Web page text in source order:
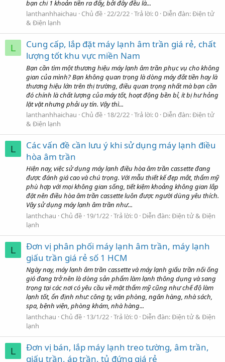
bạn chi 1 khoản tiền ra đấy, bởi đây đều là...
lanthanhhaichau
Chủ đề 22/2/22 Trả lời: 0 Diễn đàn:Điện tử
& Điện lạnh
L
Cung cấp, lắp đặt máy lạnh âm trần giá rẻ, chất
lượng tốt khu vực miền Nam
Bạn cần tìm một thương hiệu máy lạnh âm trần phục vụ cho không
gian của mình? Bạn không quan trọng là dòng máy đắt tiền hay là
thương hiệu lớn trên thị trường, điều quan trọng nhất mà bạn cần
đó chính là chất lượng của máy tốt, hoạt động bền bỉ, ít bị hư hỏng
lặt vặt nhưng phải uy tín. Vậy thì...
lanthanhhaichau
Chủ đề 18/2/22 Trả lời: 0 Diễn đàn:Điện tử
& Điện lạnh
L
Các vấn đề cần lưu ý khi sử dụng máy lạnh điều
hòa âm trần
Hiện nay, việc sử dụng máy lạnh điều hòa âm trần cassette đang
được đánh giá cao và chú trọng. Với mẫu thiết kế đẹp mắt, thẩm mỹ
phù hợp với mọi không gian sống, tiết kiệm khoảng không gian lắp
đặt nên điều hòa âm trần cassette luôn được người dùng yêu thích.
Vậy sử dụng máy lạnh âm trần như...
lanthchau
Chủ đề 19/1/22 Trả lời: 0 Diễn đàn:Điện tử & Điện
lạnh
L
Đơn vị phân phối máy lạnh âm trần, máy lạnh
giấu trần giá rẻ số 1 HCM
Ngày nay, máy lạnh âm trần cassette và máy lạnh giấu trần nối ống
gió đang trở nên là dòng sản phẩm làm lạnh thông dụng và sang
trọng tại các nơi có yêu cầu về mặt thẩm mỹ cũng như chế độ làm
lạnh tốt, ổn định như: công ty, văn phòng, ngân hàng, nhà sách,
spa, bệnh viện, phòng khám, nhà hàng...
lanthchau
Chủ đề 13/1/22 Trả lời: 0 Diễn đàn:Điện tử & Điện
lạnh
L
Đơn vị bán, lắp máy lạnh treo tường, âm trần,
giấu trần, áp trần, tủ đứng giá rẻ